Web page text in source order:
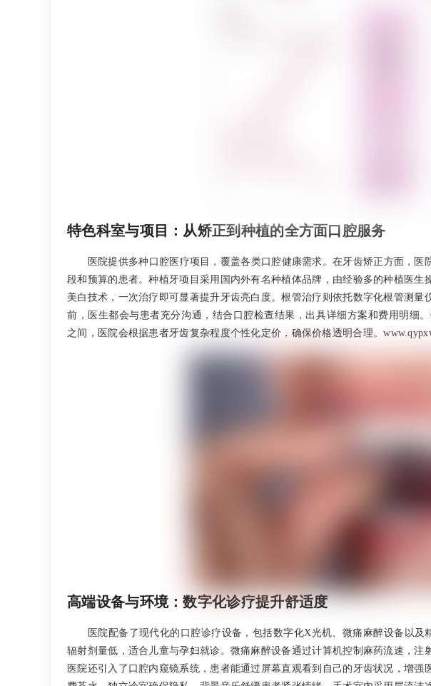
特色科室与项目：从矫正到种植的全方面口腔服务
医院提供多种口腔医疗项目，覆盖各类口腔健康需求。在牙齿矫正方面，
段和预算的患者。种植牙项目采用国内外有名种植体品牌，由经验多的种植医
美白技术，一次治疗即可显著提升牙齿亮白度。根管治疗则依托数字化根管测
前，医生都会与患者充分沟通，结合口腔检查结果，出具详细方案和费用明细
之间，医院会根据患者牙齿复杂程度个性化定价，确保价格透明合理。
高端设备与环境：数字化诊疗提升舒适度
医院配备了现代化的口腔诊疗设备，包括数字化X光机、微痛麻醉设备以及
辐射剂量低，适合儿童与孕妇就诊。微痛麻醉设备通过计算机控制麻药流速，注
医院还引入了口腔内窥镜系统，患者能通过屏幕直观看到自己的牙齿状况，增